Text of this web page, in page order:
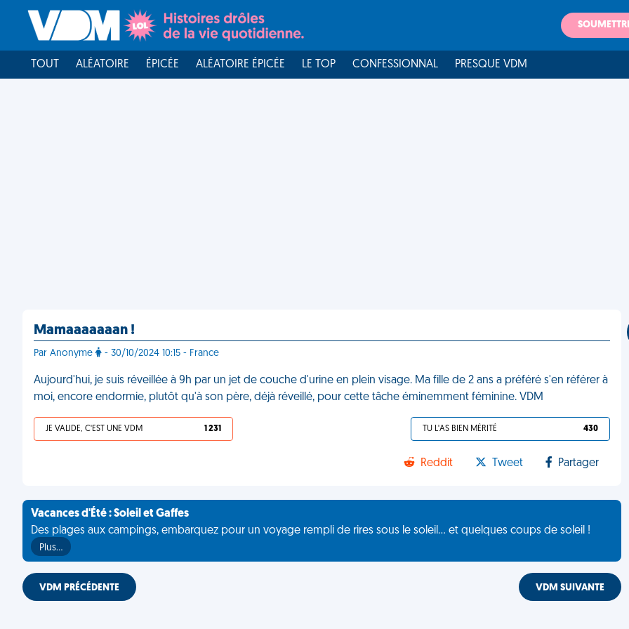
TOUT ALÉATOIRE ÉPICÉE ALÉATOIRE ÉPICÉE LE TOP CONFESSIONNAL PRESQUE VDM
Mamaaaaaaan !
Par Anonyme - 30/10/2024 10:15 - France
Aujourd'hui, je suis réveillée à 9h par un jet de couche d'urine en plein visage. Ma fille de 2 ans a préféré s'en référer à
moi, encore endormie, plutôt qu'à son père, déjà réveillé, pour cette tâche éminemment féminine. VDM
JE VALIDE, C'EST UNE VDM 1 231 TU L'AS BIEN MÉRITÉ 430
Reddit Tweet Partager
Vacances d'Été : Soleil et Gaffes
Des plages aux campings, embarquez pour un voyage rempli de rires sous le soleil... et quelques coups de soleil !
Plus…
VDM PRÉCÉDENTE VDM SUIVANTE